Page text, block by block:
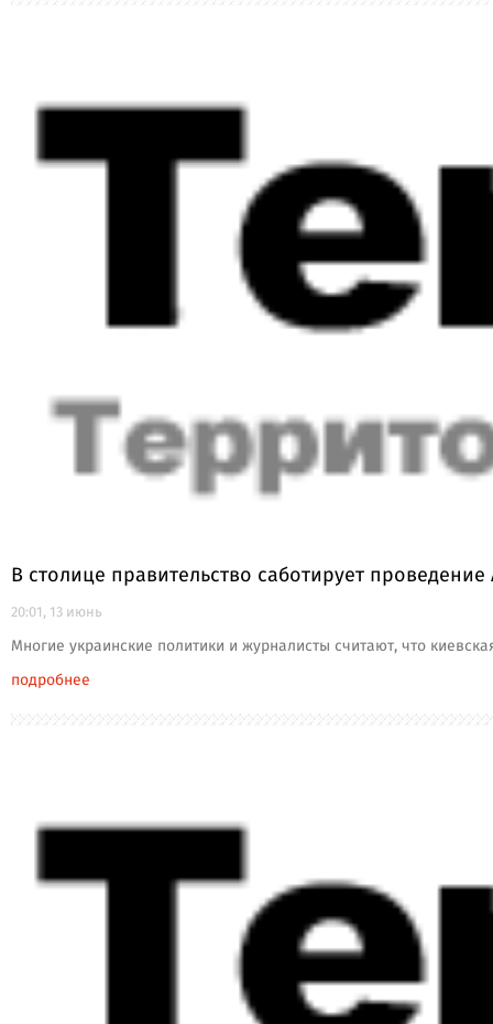
В столице правительство саботирует проведение
20:01, 13 июнь
Многие украинские политики и журналисты считают, что
подробнее